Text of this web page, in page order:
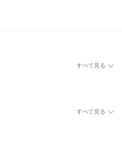
すべて見る
すべて見る